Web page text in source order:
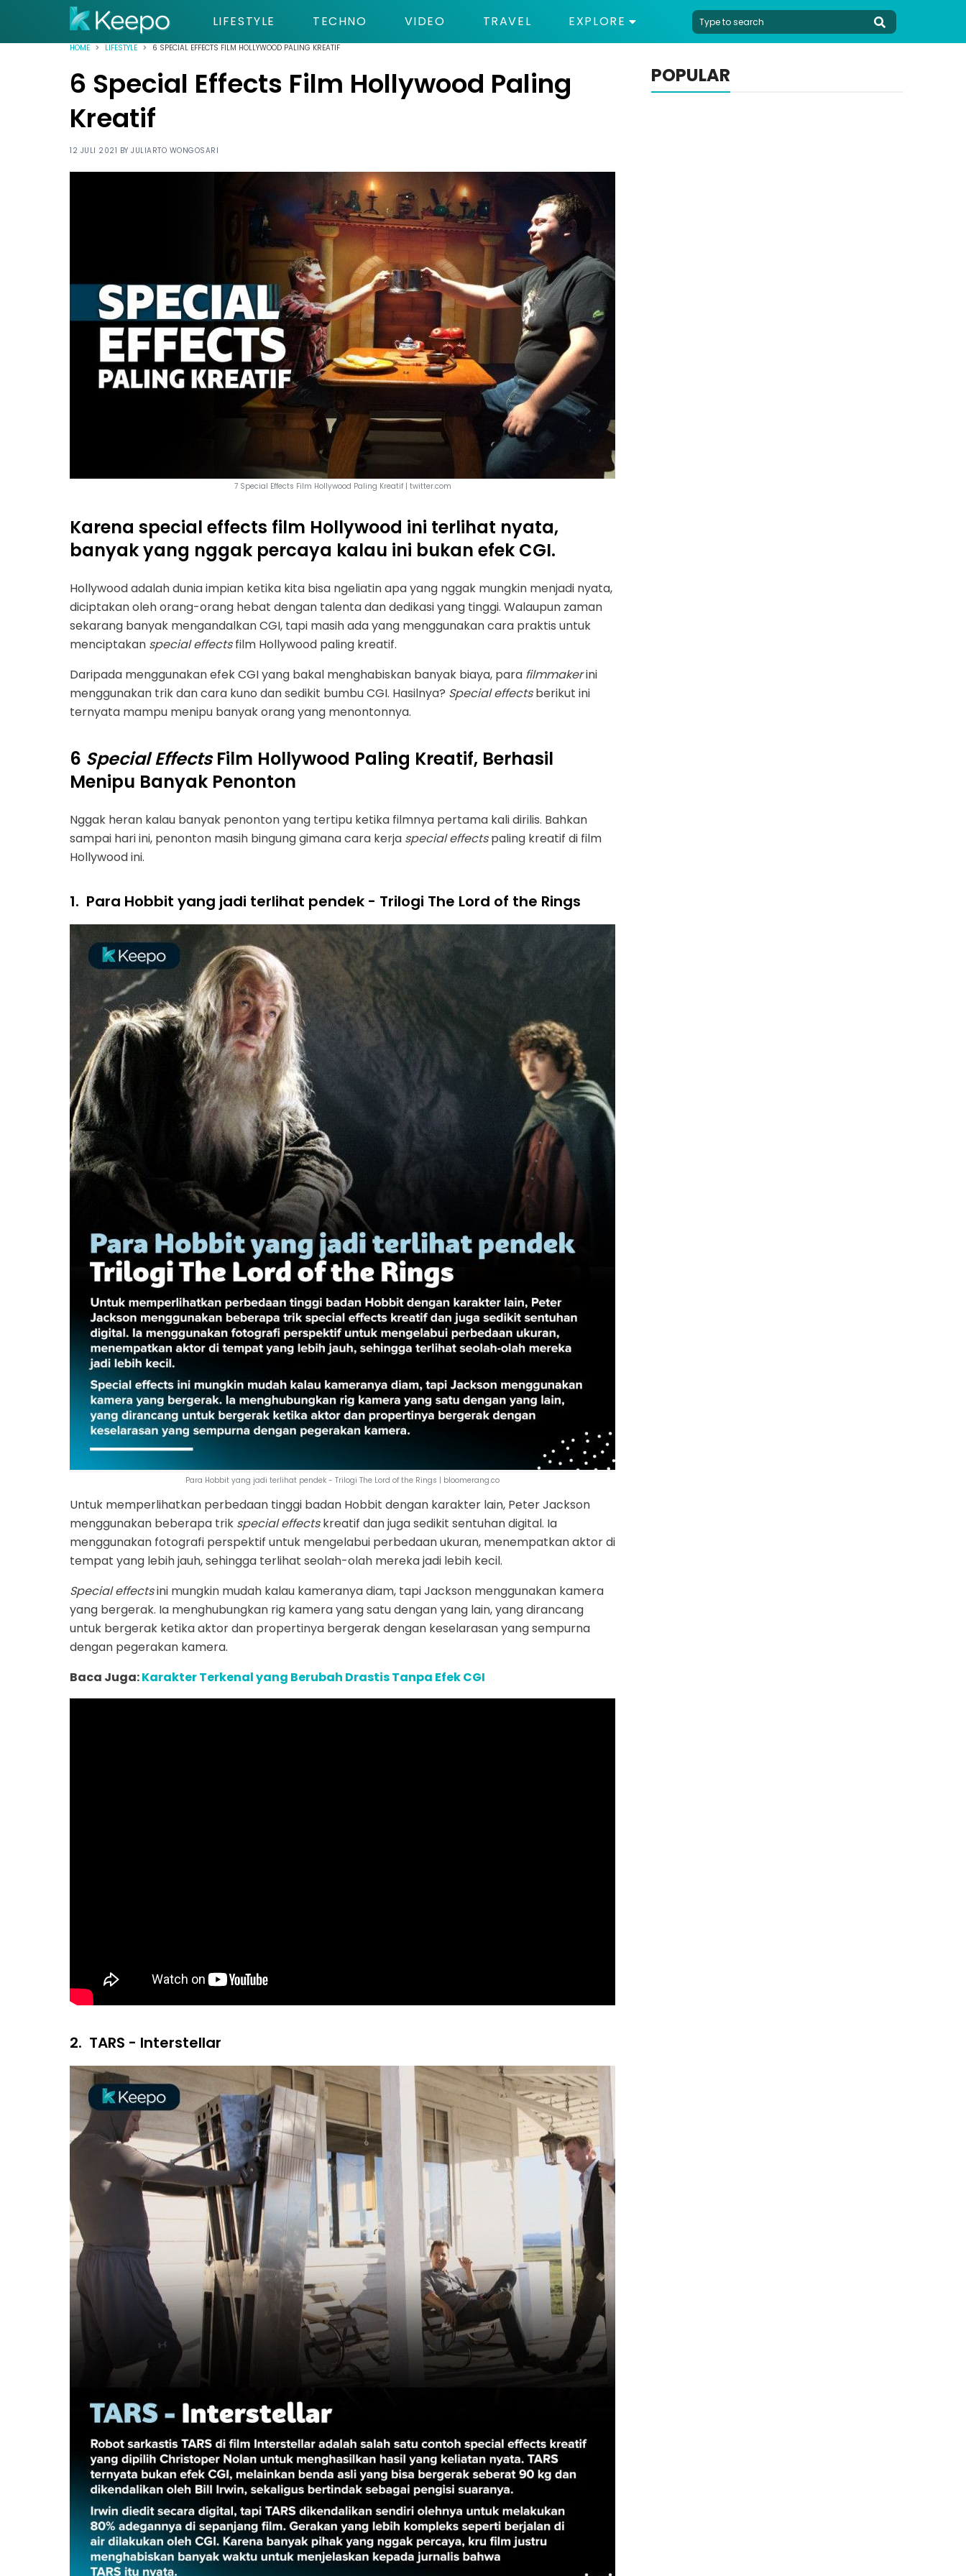
LIFESTYLE TECHNO VIDEO TRAVEL EXPLORE
HOME LIFESTYLE 6 SPECIAL EFFECTS FILM HOLLYWOOD PALING KREATIF
6 Special Effects Film Hollywood Paling
Kreatif
12 JULI 2021 BY JULIARTO WONGOSARI
7 Special Effects Film Hollywood Paling Kreatif | twitter.com
Karena special effects film Hollywood ini terlihat nyata,
banyak yang nggak percaya kalau ini bukan efek CGI.
Hollywood adalah dunia impian ketika kita bisa ngeliatin apa yang nggak mungkin menjadi nyata,
diciptakan oleh orang-orang hebat dengan talenta dan dedikasi yang tinggi. Walaupun zaman
sekarang banyak mengandalkan CGI, tapi masih ada yang menggunakan cara praktis untuk
menciptakan special effectsfilm Hollywood paling kreatif.
Daripada menggunakan efek CGI yang bakal menghabiskan banyak biaya, para filmmakerini
menggunakan trik dan cara kuno dan sedikit bumbu CGI. Hasilnya? Special effectsberikut ini
ternyata mampu menipu banyak orang yang menontonnya.
6 Special EffectsFilm Hollywood Paling Kreatif, Berhasil
Menipu Banyak Penonton
Nggak heran kalau banyak penonton yang tertipu ketika filmnya pertama kali dirilis. Bahkan
sampai hari ini, penonton masih bingung gimana cara kerja special effectspaling kreatif di film
Hollywood ini.
1. Para Hobbit yang jadi terlihat pendek - Trilogi The Lord of the Rings
Para Hobbit yang jadi terlihat pendek - Trilogi The Lord of the Rings | bloomerang.co
Untuk memperlihatkan perbedaan tinggi badan Hobbit dengan karakter lain, Peter Jackson
menggunakan beberapa trik special effectskreatif dan juga sedikit sentuhan digital. Ia
menggunakan fotografi perspektif untuk mengelabui perbedaan ukuran, menempatkan aktor di
tempat yang lebih jauh, sehingga terlihat seolah-olah mereka jadi lebih kecil.
Special effectsini mungkin mudah kalau kameranya diam, tapi Jackson menggunakan kamera
yang bergerak. Ia menghubungkan rig kamera yang satu dengan yang lain, yang dirancang
untuk bergerak ketika aktor dan propertinya bergerak dengan keselarasan yang sempurna
dengan pegerakan kamera.
Baca Juga:Karakter Terkenal yang Berubah Drastis Tanpa Efek CGI
2. TARS - Interstellar
POPULAR